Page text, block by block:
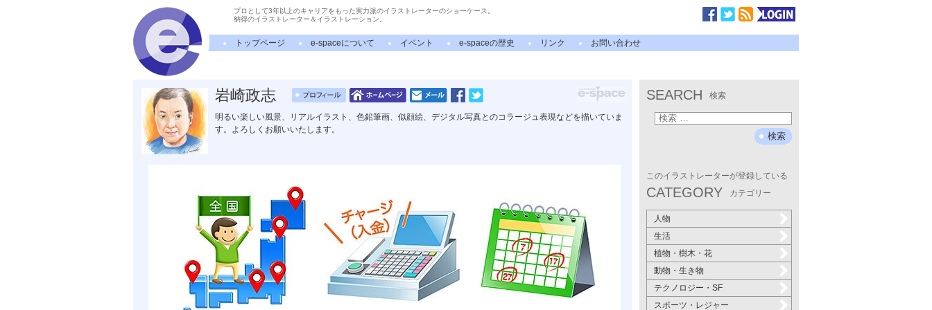
プロとして3年以上のキャリアをもった実力派のイラストレーターのショーケース。
納得のイラストレーター＆イラストレーション。
トップページ e-spaceについて イベント e-spaceの歴史 リンク お問い合わせ
岩崎政志
明るい楽しい風景、リアルイラスト、色鉛筆画、似顔絵、デジタル写真とのコラージュ表現などを描いていま
す。よろしくお願いいたします。
SEARCH 検索
このイラストレーターが登録している
CATEGORY カテゴリー
人物
生活
植物・樹木・花
動物・生き物
テクノロジー・SF
スポーツ・レジャー